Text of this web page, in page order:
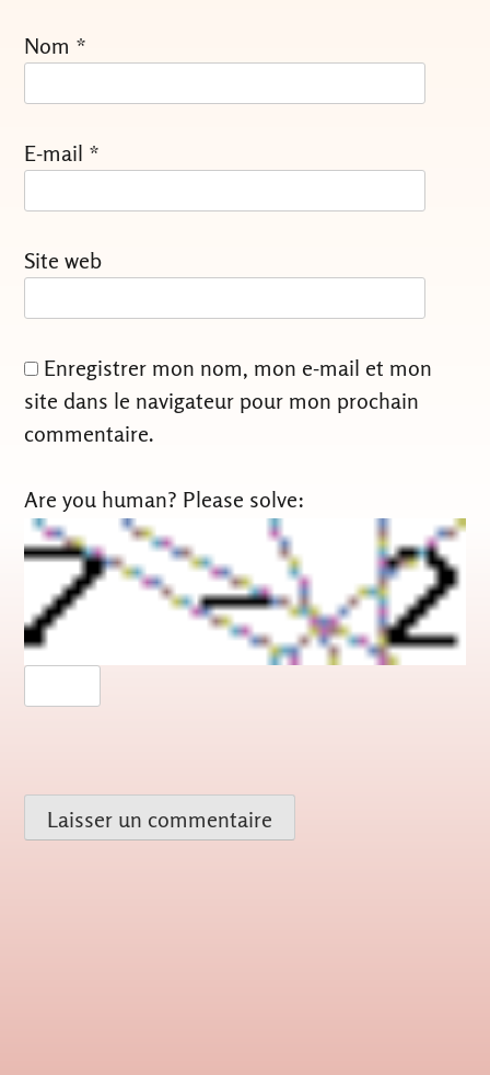
Nom *
E-mail *
Site web
Enregistrer mon nom, mon e-mail et mon
site dans le navigateur pour mon prochain
commentaire.
Are you human? Please solve: